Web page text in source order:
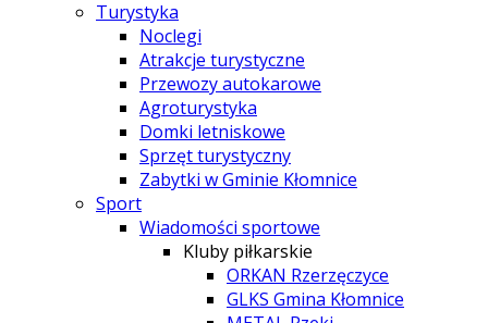
Turystyka
Noclegi
Atrakcje turystyczne
Przewozy autokarowe
Agroturystyka
Domki letniskowe
Sprzęt turystyczny
Zabytki w Gminie Kłomnice
Sport
Wiadomości sportowe
Kluby piłkarskie
ORKAN Rzerzęczyce
GLKS Gmina Kłomnice